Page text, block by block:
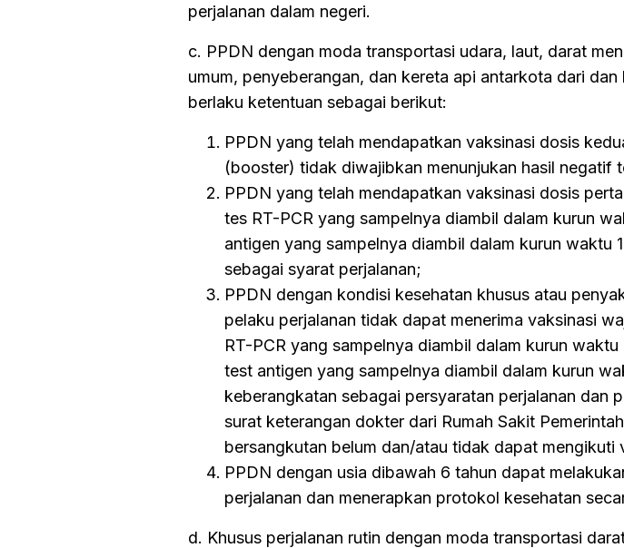
perjalanan dalam negeri.
c. PPDN dengan moda transportasi udara, laut, darat
umum, penyeberangan, dan kereta api antarkota dari
berlaku ketentuan sebagai berikut:
PPDN yang telah mendapatkan vaksinasi dosis
(booster) tidak diwajibkan menunjukan hasil negatif
PPDN yang telah mendapatkan vaksinasi dosis
tes RT-PCR yang sampelnya diambil dalam kurun
antigen yang sampelnya diambil dalam kurun waktu
sebagai syarat perjalanan;
PPDN dengan kondisi kesehatan khusus atau
pelaku perjalanan tidak dapat menerima vaksinasi
RT-PCR yang sampelnya diambil dalam kurun
test antigen yang sampelnya diambil dalam kurun
keberangkatan sebagai persyaratan perjalanan dan
surat keterangan dokter dari Rumah Sakit
bersangkutan belum dan/atau tidak dapat mengikuti
PPDN dengan usia dibawah 6 tahun dapat
perjalanan dan menerapkan protokol kesehatan
d. Khusus perjalanan rutin dengan moda transportasi